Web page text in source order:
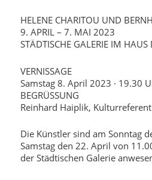
HELENE CHARITOU UND
9. APRIL – 7. MAI 2023
STÄDTISCHE GALERIE IM HAUS
VERNISSAGE
Samstag 8. April 2023 · 19.30
BEGRÜSSUNG
Reinhard Haiplik, Kulturreferent
Die Künstler sind am Sonntag
Samstag den 22. April von
der Städtischen Galerie